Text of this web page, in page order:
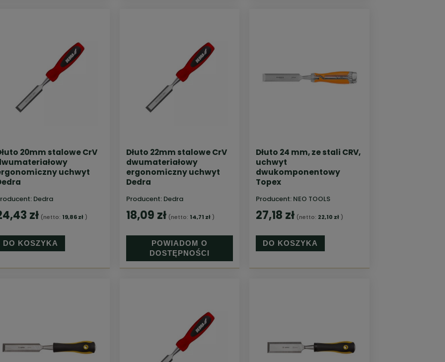
20mm stalowe CrV
uchwyt
Dedra
zł (netto: 19,86 zł)
DO KOSZYKA
Dłuto 22mm stalowe CrV
dwumateriałowy
ergonomiczny uchwyt
Dedra
Producent: Dedra
18,09 zł (netto: 14,71 zł)
POWIADOM O
DOSTĘPNOŚCI
Dłuto 24 mm, ze stali CRV,
uchwyt
dwukomponentowy
Topex
Producent: NEO TOOLS
27,18 zł (netto: 22,10 zł)
DO KOSZYKA